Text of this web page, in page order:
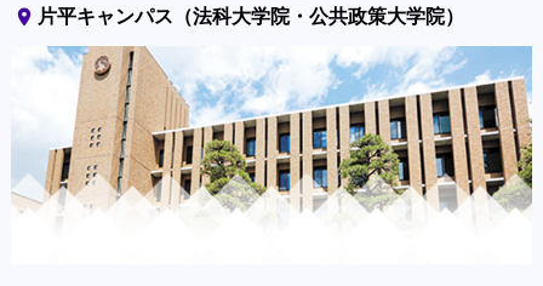
place 片平キャンパス（法科大学院・公共政策大学院）